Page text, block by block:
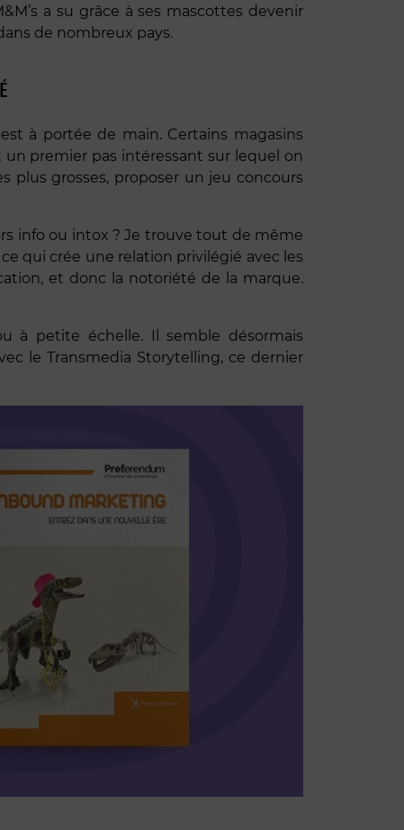
a su grâce à ses mascottes devenir
de nombreux pays.
à portée de main. Certains magasins
premier pas intéressant sur lequel on
plus grosses, proposer un jeu concours
info ou intox ? Je trouve tout de même
qui crée une relation privilégié avec les
et donc la notoriété de la marque.
à petite échelle. Il semble désormais
le Transmedia Storytelling, ce dernier